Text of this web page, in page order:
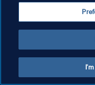
ADMINISTRAR AS